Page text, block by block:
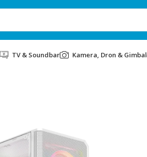
TV & Soundbar Kamera, Dron & Gimbal